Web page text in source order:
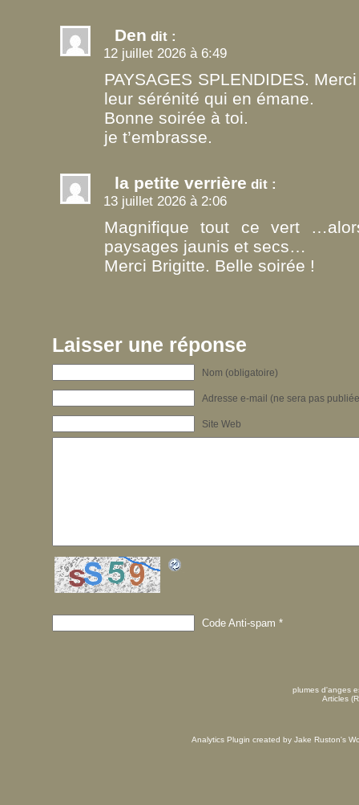
Den dit :
12 juillet 2026 à 6:49
PAYSAGES SPLENDIDES.
leur sérénité qui en émane.
Bonne soirée à toi.
je t’embrasse.
la petite verrière dit :
13 juillet 2026 à 2:06
Magnifique tout ce vert
paysages jaunis et secs…
Merci Brigitte. Belle soirée !
Laisser une réponse
Nom (obligatoire)
Adresse e-mail (ne sera pas
Site Web
Code Anti-spam *
plumes d'anges
Articles
Analytics Plugin created by Jake Ruston's